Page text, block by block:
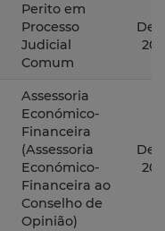
Perito em
Processo
Judicial
Comum
Assessoria
Económico-
Financeira
(Assessoria
Económico-
Financeira ao
Conselho de
Opinião)